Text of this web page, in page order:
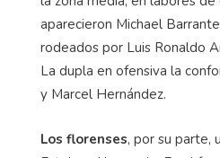
aparecieron Michael
rodeados por Luis Ronaldo
La dupla en ofensiva la
y Marcel Hernández.
Los florenses, por su parte,